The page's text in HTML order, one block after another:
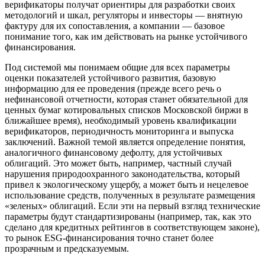
верификаторы получат ориентиры для разработки своих
методологий и шкал, регуляторы и инвесторы — внятную
фактуру для их сопоставления, а компании — базовое
понимание того, как им действовать на рынке устойчивого
финансирования.
Под системой мы понимаем общие для всех параметры
оценки показателей устойчивого развития, базовую
информацию для ее проведения (прежде всего речь о
нефинансовой отчетности, которая станет обязательной для
ценных бумаг котировальных списков Московской биржи в
ближайшее время), необходимый уровень квалификации
верификаторов, периодичность мониторинга и выпуска
заключений. Важной темой является определение понятия,
аналогичного финансовому дефолту, для устойчивых
облигаций. Это может быть, например, частный случай
нарушения природоохранного законодательства, который
привел к экологическому ущербу, а может быть и нецелевое
использование средств, полученных в результате размещения
«зеленых» облигаций. Если эти на первый взгляд технические
параметры будут стандартизированы (например, так, как это
сделано для кредитных рейтингов в соответствующем законе),
то рынок ESG-финансирования точно станет более
прозрачным и предсказуемым.